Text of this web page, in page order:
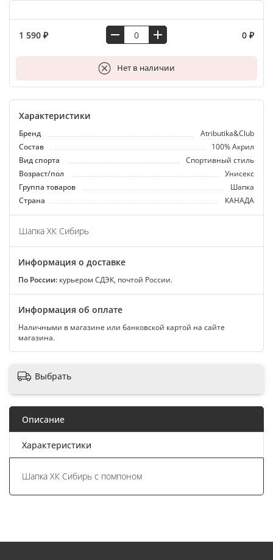
1 590 ₽ 0 ₽
Нет в наличии
В корзину
Характеристики
Бренд
Atributika&Club
Состав
100% Акрил
Вид спорта
Спортивный стиль
Возраст/пол
Унисекс
Группа товаров
Шапка
Страна
КАНАДА
Шапка ХК Сибирь
Информация о доставке
По России: курьером СДЭК, почтой России.
Информация об оплате
Наличными в магазине или банковской картой на сайте
магазина.
Выбрать
Описание
Характеристики
Шапка ХК Сибирь с помпоном